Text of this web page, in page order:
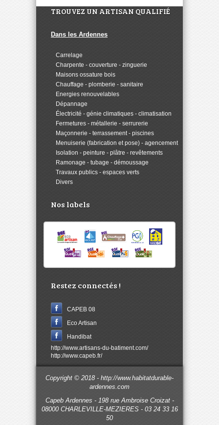
TROUVEZ UN ARTISAN QUALIFIÉ
Dans les Ardennes
Carrelage
Charpente - couverture - zinguerie
Maisons ossature bois
Chauffage - plomberie - sanitaire
Energies renouvelables
Dépannage
Électricité - génie climatiques - climatisation
Fermetures - métallerie - serrurerie
Maçonnerie - terrassement - piscines
Menuiserie (fabrication et pose) - agencement
Isolation - peinture - plâtre - revêtements
Ramonage - tubage - démoussage
Travaux publics - espaces verts
Divers
Nos labels
Restez connectés !
CAPEB 08
Eco Artisan
Handibat
http://www.artisans-du-batiment.com/
http://www.capeb.fr/
Copyright © 2018 - http://www.habitatdurable-
ardennes.com
Capeb Ardennes - 198 rue Ambroise Croizat -
08000 CHARLEVILLE-MEZIERES - 03 24 33 16
50